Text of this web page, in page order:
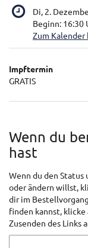
Di, 2.
Beginn: 16:30
Zum
Produkte
Impftermin
GRATIS
Wenn du
hast
Wenn du den
oder ändern willst,
dir im
finden kannst,
Zusenden des Links